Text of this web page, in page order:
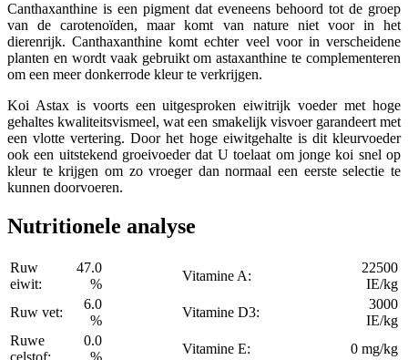
Canthaxanthine is een pigment dat eveneens behoord tot de groep
van de carotenoïden, maar komt van nature niet voor in het
dierenrijk. Canthaxanthine komt echter veel voor in verscheidene
planten en wordt vaak gebruikt om astaxanthine te complementeren
om een meer donkerrode kleur te verkrijgen.
Koi Astax is voorts een uitgesproken eiwitrijk voeder met hoge
gehaltes kwaliteitsvismeel, wat een smakelijk visvoer garandeert met
een vlotte vertering. Door het hoge eiwitgehalte is dit kleurvoeder
ook een uitstekend groeivoeder dat U toelaat om jonge koi snel op
kleur te krijgen om zo vroeger dan normaal een eerste selectie te
kunnen doorvoeren.
Nutritionele analyse
Ruw
eiwit:
47.0
%
Vitamine A:
22500
IE/kg
Ruw vet:
6.0
%
Vitamine D3:
3000
IE/kg
Ruwe
celstof:
0.0
%
Vitamine E: 0 mg/kg